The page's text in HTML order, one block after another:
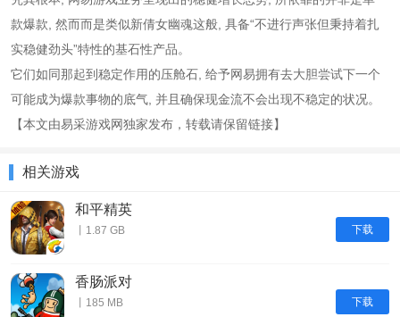
款爆款, 然而而是类似新倩女幽魂这般, 具备“不进行声张但秉持着扎
实稳健劲头”特性的基石性产品。
它们如同那起到稳定作用的压舱石, 给予网易拥有去大胆尝试下一个
可能成为爆款事物的底气, 并且确保现金流不会出现不稳定的状况。
【本文由易采游戏网独家发布，转载请保留链接】
相关游戏
下载
和平精英
丨1.87 GB
下载
香肠派对
丨185 MB